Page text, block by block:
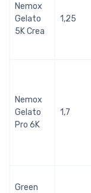
Nemox
Gelato
5K Crea
1,25
Nemox
Gelato
Pro 6K
1,7
Green